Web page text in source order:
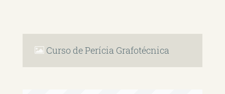
Curso de Perícia Grafotécnica